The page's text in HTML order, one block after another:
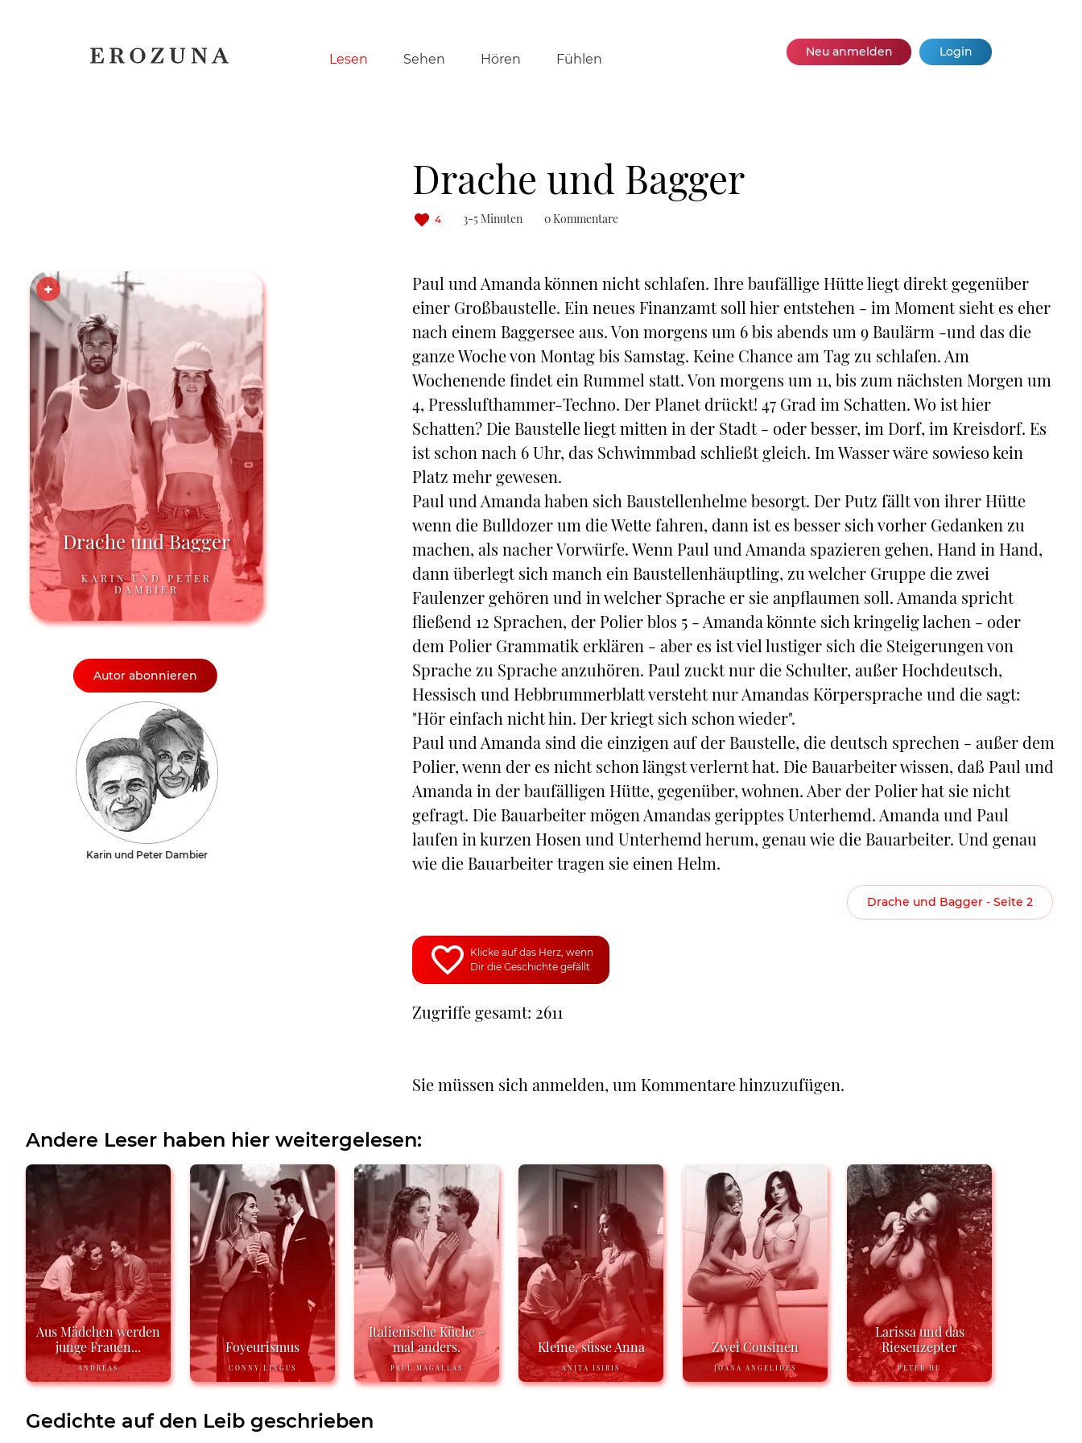
Navigation
Lesen Sehen Hören Fühlen Neu anmelden Login
Drache und Bagger
4 3-5 Minuten 0 Kommentare
Drache und Bagger
KARIN UND PETER
DAMBIER
Autor abonnieren
Karin und Peter Dambier
Paul und Amanda können nicht schlafen. Ihre baufällige Hütte liegt direkt gegenüber
einer Großbaustelle. Ein neues Finanzamt soll hier entstehen - im Moment sieht es eher
nach einem Baggersee aus. Von morgens um 6 bis abends um 9 Baulärm -und das die
ganze Woche von Montag bis Samstag. Keine Chance am Tag zu schlafen. Am
Wochenende findet ein Rummel statt. Von morgens um 11, bis zum nächsten Morgen um
4, Presslufthammer-Techno. Der Planet drückt! 47 Grad im Schatten. Wo ist hier
Schatten? Die Baustelle liegt mitten in der Stadt - oder besser, im Dorf, im Kreisdorf. Es
ist schon nach 6 Uhr, das Schwimmbad schließt gleich. Im Wasser wäre sowieso kein
Platz mehr gewesen.
Paul und Amanda haben sich Baustellenhelme besorgt. Der Putz fällt von ihrer Hütte
wenn die Bulldozer um die Wette fahren, dann ist es besser sich vorher Gedanken zu
machen, als nacher Vorwürfe. Wenn Paul und Amanda spazieren gehen, Hand in Hand,
dann überlegt sich manch ein Baustellenhäuptling, zu welcher Gruppe die zwei
Faulenzer gehören und in welcher Sprache er sie anpflaumen soll. Amanda spricht
fließend 12 Sprachen, der Polier blos 5 - Amanda könnte sich kringelig lachen - oder
dem Polier Grammatik erklären - aber es ist viel lustiger sich die Steigerungen von
Sprache zu Sprache anzuhören. Paul zuckt nur die Schulter, außer Hochdeutsch,
Hessisch und Hebbrummerblatt versteht nur Amandas Körpersprache und die sagt:
"Hör einfach nicht hin. Der kriegt sich schon wieder".
Paul und Amanda sind die einzigen auf der Baustelle, die deutsch sprechen - außer dem
Polier, wenn der es nicht schon längst verlernt hat. Die Bauarbeiter wissen, daß Paul und
Amanda in der baufälligen Hütte, gegenüber, wohnen. Aber der Polier hat sie nicht
gefragt. Die Bauarbeiter mögen Amandas geripptes Unterhemd. Amanda und Paul
laufen in kurzen Hosen und Unterhemd herum, genau wie die Bauarbeiter. Und genau
wie die Bauarbeiter tragen sie einen Helm.
Drache und Bagger - Seite 2
Klicke auf das Herz, wenn
Dir die Geschichte gefällt
Zugriffe gesamt: 2611
Sie müssen sich anmelden, um Kommentare hinzuzufügen.
Andere Leser haben hier weitergelesen:
Aus Mädchen werden
junge Frauen...
ANDREAS
Foyeurismus
CONNY LINGUS
Italienische Küche -
mal anders.
PAUL MAGALLAS
Kleine, süsse Anna
ANITA ISIRIS
Zwei Cousinen
JOANA ANGELIDES
Larissa und das
Riesenzepter
PETER HU
Gedichte auf den Leib geschrieben